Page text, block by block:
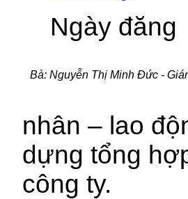
Ngày đăng
Bà: Nguyễn Thị Minh Đức -
nhân – lao
dựng tổng
công ty.